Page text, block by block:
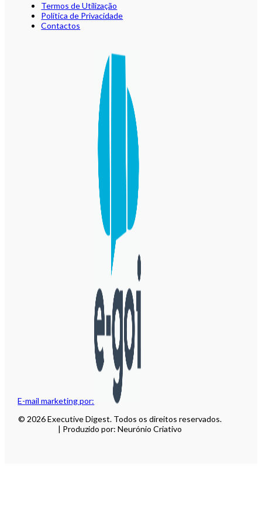
E-mail marketing por:
Termos de Utilização
Política de Privacidade
Contactos
© 2026 Executive Digest. Todos os direitos reservados.
| Produzido por: Neurónio Criativo